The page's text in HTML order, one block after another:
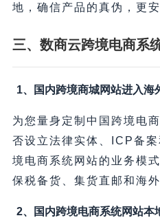
地，确信产品的真伪，更安
三、数商云跨境电商系
1、国内跨境商城网站进入海
为您量身定制中国跨境电
否设立法律实体、ICP备
境电商系统网站的业务模
保税备货、集货直邮和海外
2、国内跨境电商系统网站本